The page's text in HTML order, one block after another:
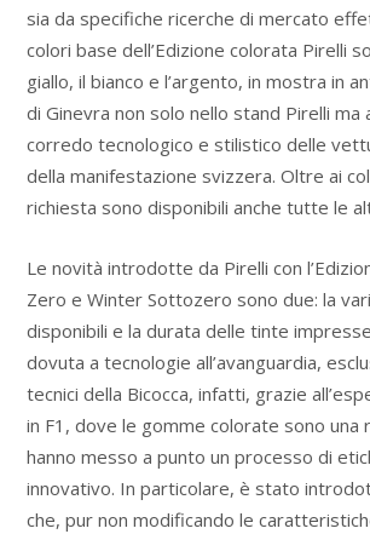
sia da specifiche ricerche di mercato
colori base dell’Edizione colorata Pirelli
giallo, il bianco e l’argento, in mostra in
di Ginevra non solo nello stand Pirelli ma
corredo tecnologico e stilistico delle
della manifestazione svizzera. Oltre ai
richiesta sono disponibili anche tutte le
Le novità introdotte da Pirelli con
Zero e Winter Sottozero sono due: la
disponibili e la durata delle tinte
dovuta a tecnologie all’avanguardia,
tecnici della Bicocca, infatti, grazie
in F1, dove le gomme colorate sono una
hanno messo a punto un processo di
innovativo. In particolare, è stato
che, pur non modificando le